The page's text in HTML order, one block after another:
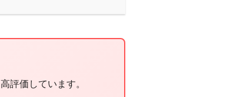
評価しています。